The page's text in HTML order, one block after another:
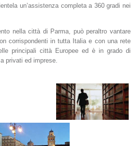
un’assistenza completa a 360 gradi nei
nella città di Parma, può peraltro vantare
corrispondenti in tutta Italia e con una rete
principali città Europee ed è in grado di
privati ed imprese.